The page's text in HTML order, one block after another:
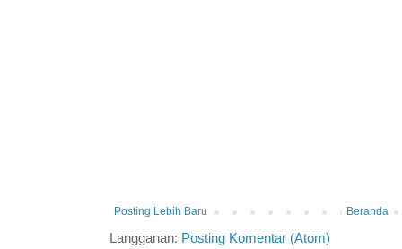
Posting Lebih Baru Beranda
Langganan: Posting Komentar (Atom)